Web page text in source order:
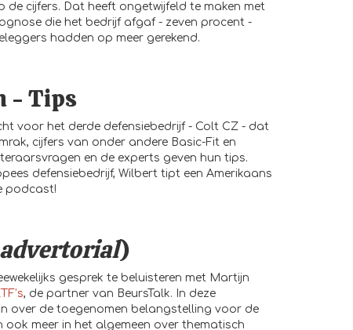
de cijfers. Dat heeft ongetwijfeld te maken met
die het bedrijf afgaf - zeven procent -
hadden op meer gerekend.
- Tips
voor het derde defensiebedrijf - Colt CZ - dat
cijfers van onder andere Basic-Fit en
en de experts geven hun tips.
defensiebedrijf, Wilbert tipt een Amerikaans
podcast!
advertorial)
gesprek te beluisteren met Martijn
, de partner van BeursTalk. In deze
over de toegenomen belangstelling voor de
ook meer in het algemeen over thematisch